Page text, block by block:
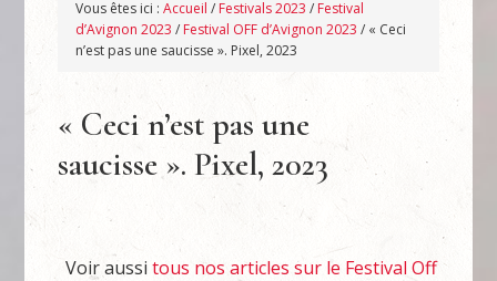
Vous êtes ici :Accueil / Festivals 2023 / Festival
d’Avignon 2023 / Festival OFF d’Avignon 2023 / « Ceci
n’est pas une saucisse ». Pixel, 2023
« Ceci n’est pas une
saucisse ». Pixel, 2023
Voir aussi tous nos articles sur le Festival Off